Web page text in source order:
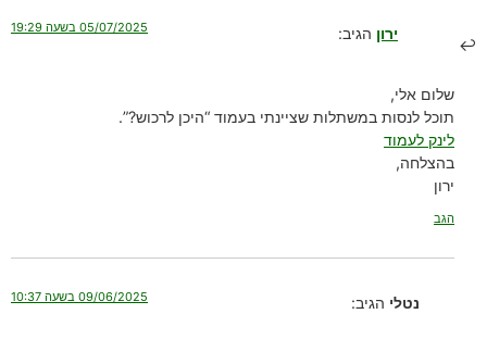
ירון הגיב: 05/07/2025 בשעה 19:29
שלום אלי,
תוכל לנסות במשתלות שציינתי בעמוד “היכן לרכוש?”.
לינק לעמוד
בהצלחה,
ירון
הגב
נטלי הגיב: 09/06/2025 בשעה 10:37